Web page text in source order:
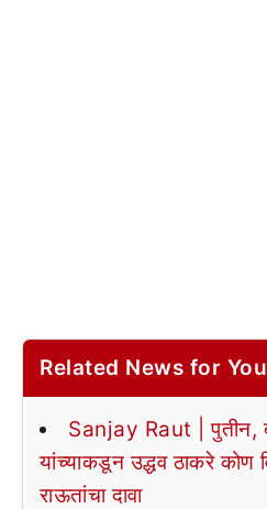
Related News for You
Sanjay Raut | पुतीन,
यांच्याकडून उद्धव ठाकरे कोण
राऊतांचा दावा